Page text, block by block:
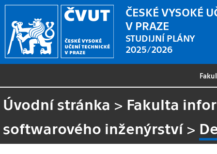
ČESKÉ VYSOKÉ
V PRAZE
STUDIJNÍ PLÁNY
2025/2026
Úvodní stránka > Fakulta
softwarového inženýrství>